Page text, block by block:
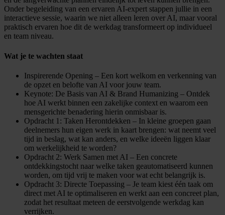
Onder begeleiding van een ervaren AI-expert stappen jullie in een
interactieve sessie, waarin we niet alleen leren over AI, maar vooral
praktisch ervaren hoe dit de werkdag transformeert op individueel
en team niveau.
Wat je te wachten staat
Inspirerende Opening – Een kort welkom en verkenning van
de opzet en belofte van AI voor jouw team.
Keynote: De Basis van AI & Brand Humanizing – Ontdek
hoe AI werkt binnen een zakelijke context en waarom een
mensgerichte benadering hierin onmisbaar is.
Opdracht 1: Taken Herontdekken – In kleine groepen gaan
deelnemers hun eigen werk in kaart brengen: wat neemt veel
tijd in beslag, wat kan anders, en welke ideeën liggen klaar
om werkelijkheid te worden?
Opdracht 2: Werk Samen met AI – Een concrete
ontdekkingstocht naar welke taken geautomatiseerd kunnen
worden, om tijd vrij te maken voor wat echt belangrijk is.
Opdracht 3: Directe Toepassing – Je team kiest één taak om
direct met AI te optimaliseren en werkt aan een concreet plan,
zodat het resultaat meteen de eerstvolgende werkdag kan
verrijken.